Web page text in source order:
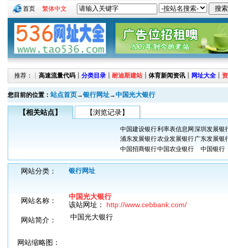
首页 繁体中文
推荐：┊ 高速流量代码 ┊ 分类目录 ┊ 耐迪斯建站 ┊ 体育新闻资讯 ┊ 网址大全 ┊
您目前的位置： 站点首页→银行网址→中国光大银行
【相关站点】 【浏览记录】
中国建设银行利率表信息网 深圳发展银
浦东发展银行农业发展银行广东发展银
中国招商银行中国农业银行 中国银行
网站分类： 银行网址
网站名称：
中国光大银行
该站网址： http://www.cebbank.com/
网站简介：
中国光大银行
网站缩略图：